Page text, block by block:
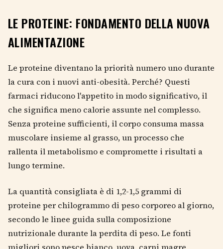
LE PROTEINE: FONDAMENTO DELLA NUOVA
ALIMENTAZIONE
Le proteine diventano la priorità numero uno durante
la cura con i nuovi anti-obesità. Perché? Questi
farmaci riducono l'appetito in modo significativo, il
che significa meno calorie assunte nel complesso.
Senza proteine sufficienti, il corpo consuma massa
muscolare insieme al grasso, un processo che
rallenta il metabolismo e compromette i risultati a
lungo termine.
La quantità consigliata è di 1,2-1,5 grammi di
proteine per chilogrammo di peso corporeo al giorno,
secondo le linee guida sulla composizione
nutrizionale durante la perdita di peso. Le fonti